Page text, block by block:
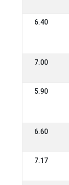
6.40
7.00
5.90
6.60
7.17